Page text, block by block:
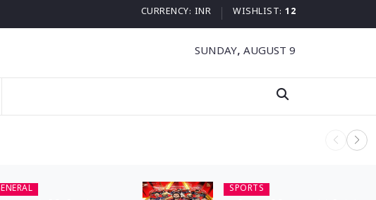
CURRENCY: INR WISHLIST: 12
SUNDAY, AUGUST 9
ನಾಳೆ
SPORTS